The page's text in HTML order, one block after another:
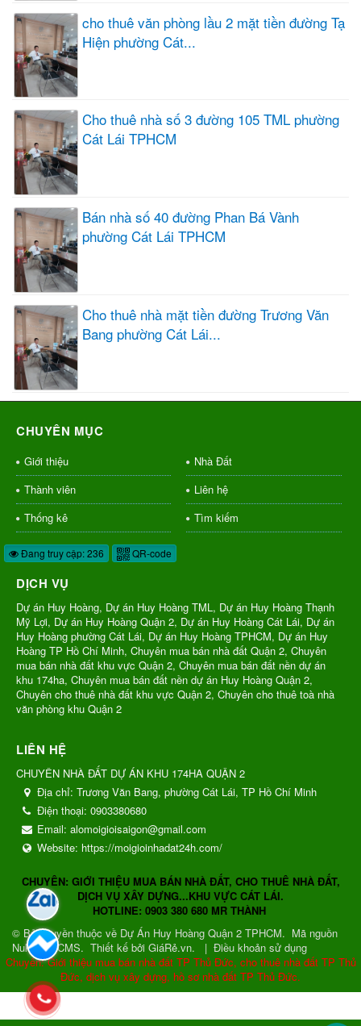
cho thuê văn phòng lầu 2 mặt tiền đường Tạ
Hiện phường Cát...
Cho thuê nhà số 3 đường 105 TML phường
Cát Lái TPHCM
Bán nhà số 40 đường Phan Bá Vành
phường Cát Lái TPHCM
Cho thuê nhà mặt tiền đường Trương Văn
Bang phường Cát Lái...
CHUYÊN MỤC
Giới thiệu
Nhà Đất
Thành viên
Liên hệ
Thống kê
Tìm kiếm
Đang truy cập: 236 QR-code
DỊCH VỤ
Dự án Huy Hoàng, Dự án Huy Hoàng TML, Dự án Huy Hoàng Thạnh
Mỹ Lợi, Dự án Huy Hoàng Quận 2, Dự án Huy Hoàng Cát Lái, Dự án
Huy Hoàng phường Cát Lái, Dự án Huy Hoàng TPHCM, Dự án Huy
Hoàng TP Hồ Chí Minh, Chuyên mua bán nhà đất Quận 2, Chuyên
mua bán nhà đất khu vực Quận 2, Chuyên mua bán đất nền dự án
khu 174ha, Chuyên mua bán đất nền dự án Huy Hoàng Quận 2,
Chuyên cho thuê nhà đất khu vực Quận 2, Chuyên cho thuê toà nhà
văn phòng khu Quận 2
LIÊN HỆ
CHUYÊN NHÀ ĐẤT DỰ ÁN KHU 174HA QUẬN 2
Địa chỉ: Trương Văn Bang, phường Cát Lái, TP Hồ Chí Minh
Điện thoại: 0903380680
Email: alomoigioisaigon@gmail.com
Website: https://moigioinhadat24h.com/
CHUYÊN: GIỚI THIỆU MUA BÁN NHÀ ĐẤT, CHO THUÊ NHÀ ĐẤT,
DỊCH VỤ XÂY DỰNG...KHU VỰC CÁT LÁI.
HOTLINE: 0903 380 680 MR THÀNH
© Bản quyền thuộc về Dự Án Huy Hoàng Quận 2 TPHCM. Mã nguồn
NukeViet CMS. Thiết kế bởi GiáRẻ.vn. | Điều khoản sử dụng
Chuyên: Giới thiệu mua bán nhà đất TP Thủ Đức, cho thuê nhà đất TP Thủ
Đức, dịch vụ xây dựng, hồ sơ nhà đất TP Thủ Đức.